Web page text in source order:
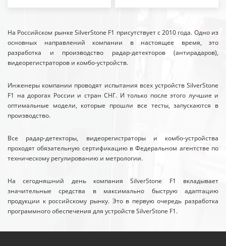
На Российском рынке SilverStone F1 присутствует с 2010 года. Одно из
основных направлений компании в настоящее время, это
разработка и производство радар-детекторов (антирадаров),
видеорегистраторов и комбо-устройств.
Инженеры компании проводят испытания всех устройств SilverStone
F1 на дорогах России и стран СНГ. И только после этого лучшие и
оптимальные модели, которые прошли все тесты, запускаются в
производство.
Все радар-детекторы, видеорегистраторы и комбо-устройства
проходят обязательную сертификацию в Федеральном агентстве по
техническому регулированию и метрологии.
На сегодняшний день компания SilverStone F1 вкладывает
значительные средства в максимально быструю адаптацию
продукции к российскому рынку. Это в первую очередь разработка
программного обеспечения для устройств SilverStone F1.